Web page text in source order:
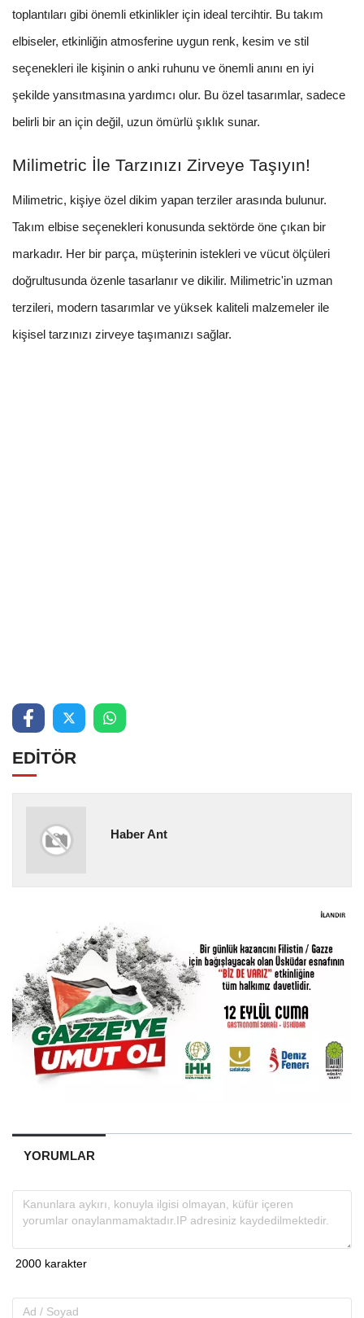
toplantıları gibi önemli etkinlikler için ideal tercihtir. Bu takım
elbiseler, etkinliğin atmosferine uygun renk, kesim ve stil
seçenekleri ile kişinin o anki ruhunu ve önemli anını en iyi
şekilde yansıtmasına yardımcı olur. Bu özel tasarımlar, sadece
belirli bir an için değil, uzun ömürlü şıklık sunar.
Milimetric İle Tarzınızı Zirveye Taşıyın!
Milimetric, kişiye özel dikim yapan terziler arasında bulunur.
Takım elbise seçenekleri konusunda sektörde öne çıkan bir
markadır. Her bir parça, müşterinin istekleri ve vücut ölçüleri
doğrultusunda özenle tasarlanır ve dikilir. Milimetric'in uzman
terzileri, modern tasarımlar ve yüksek kaliteli malzemeler ile
kişisel tarzınızı zirveye taşımanızı sağlar.
EDİTÖR
Haber Ant
YORUMLAR